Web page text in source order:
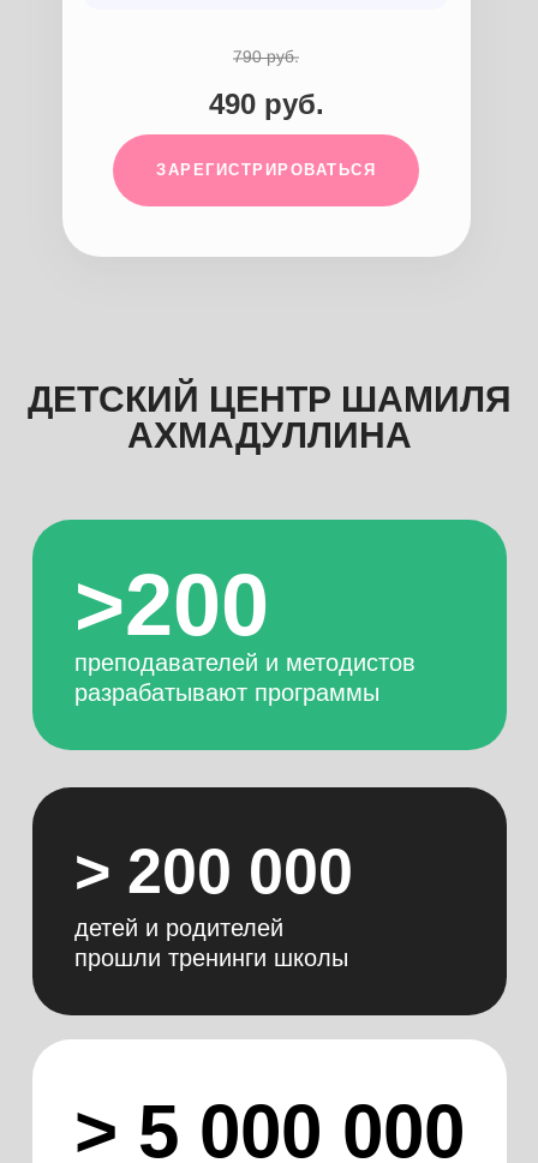
490 руб.
790 руб.
ЗАРЕГИСТРИРОВАТЬСЯ
> 5 000 000
> 200 000
детей и родителей
прошли тренинги школы
>200
преподавателей и методистов
разрабатывают программы
ДЕТСКИЙ ЦЕНТР ШАМИЛЯ
АХМАДУЛЛИНА